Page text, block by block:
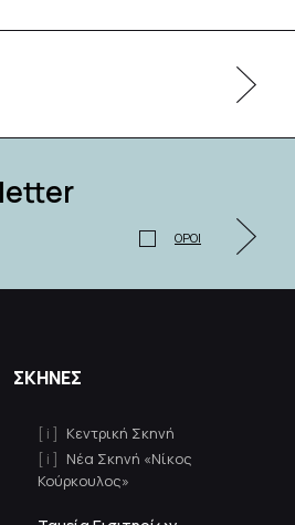
ΟΡΟΙ
ΣΚΗΝΕΣ
Κεντρική Σκηνή
Νέα Σκηνή «Νίκος
Κούρκουλος»